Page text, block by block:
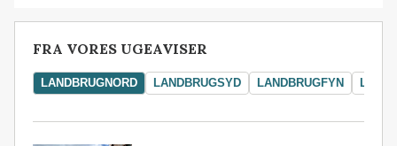
FRA VORES UGEAVISER
LANDBRUGNORD LANDBRUGSYD LANDBRUGFYN